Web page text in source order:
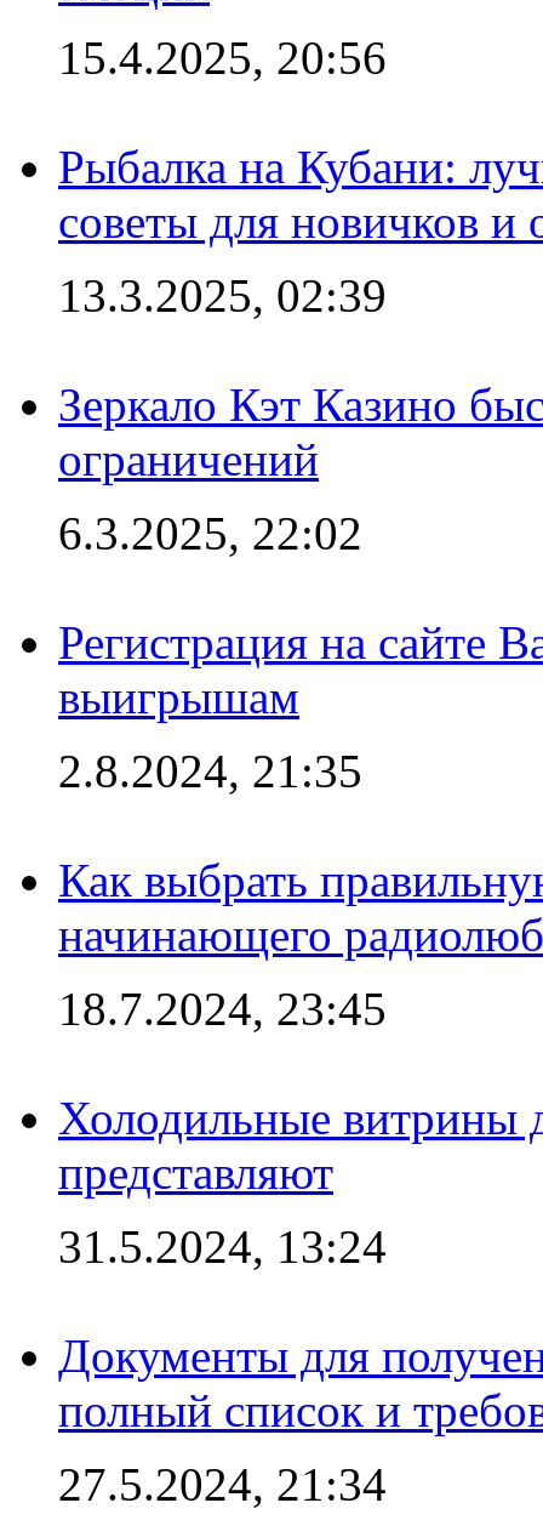
15.4.2025, 20:56
Рыбалка на Кубани:
советы для новичков
13.3.2025, 02:39
Зеркало Кэт Казино
ограничений
6.3.2025, 22:02
Регистрация на сайте
выигрышам
2.8.2024, 21:35
Как выбрать
начинающего
18.7.2024, 23:45
Холодильные витрины
представляют
31.5.2024, 13:24
Документы для
полный список и
27.5.2024, 21:34